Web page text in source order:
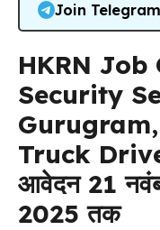
Join Telegram
HKRN Job
Security
Truck
आवेदन 21
2025 तक